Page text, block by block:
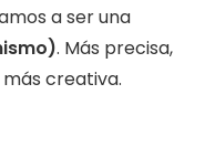
a ser una
. Más precisa,
creativa.